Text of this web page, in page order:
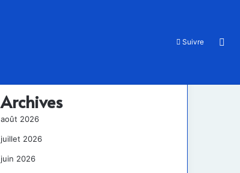
Suivre
Archives
août 2026
juillet 2026
juin 2026